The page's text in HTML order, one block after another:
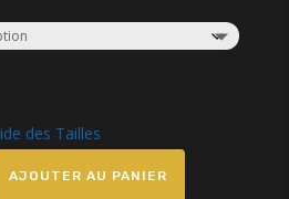
des Tailles
AJOUTER AU PANIER